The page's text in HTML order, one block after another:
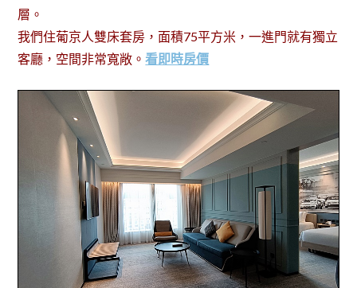
層。
我們住葡京人雙床套房，面積75平方米，一進門就有獨立
客廳，空間非常寬敞。看即時房價